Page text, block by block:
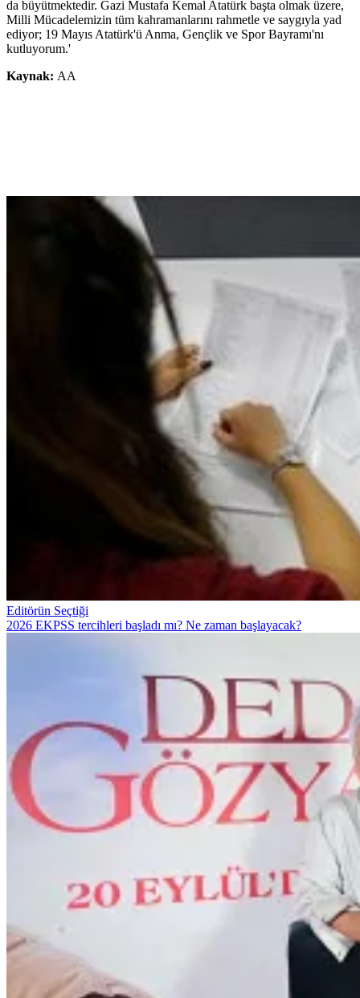
da büyütmektedir. Gazi Mustafa Kemal Atatürk başta olmak üzere,
Milli Mücadelemizin tüm kahramanlarını rahmetle ve saygıyla yad
ediyor; 19 Mayıs Atatürk'ü Anma, Gençlik ve Spor Bayramı'nı
kutluyorum.'
Kaynak: AA
Editörün Seçtiği
2026 EKPSS tercihleri başladı mı? Ne zaman başlayacak?